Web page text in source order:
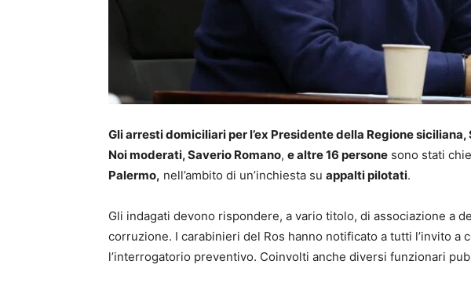
Gli arresti domiciliari per l’ex Presidente della Regione
Noi moderati, Saverio Romano, e altre 16 persone sono stati
Palermo, nell’ambito di un’inchiesta su appalti pilotati.
Gli indagati devono rispondere, a vario titolo, di associazione a
corruzione. I carabinieri del Ros hanno notificato a tutti l’invito a
l’interrogatorio preventivo. Coinvolti anche diversi funzionari